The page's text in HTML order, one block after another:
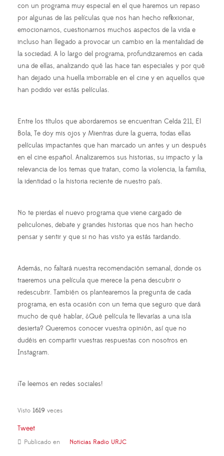
con un programa muy especial en el que haremos un repaso
por algunas de las películas que nos han hecho reflexionar,
emocionarnos, cuestionarnos muchos aspectos de la vida e
incluso han llegado a provocar un cambio en la mentalidad de
la sociedad. A lo largo del programa, profundizaremos en cada
una de ellas, analizando qué las hace tan especiales y por qué
han dejado una huella imborrable en el cine y en aquellos que
han podido ver estás películas.
Entre los títulos que abordaremos se encuentran Celda 211, El
Bola, Te doy mis ojos y Mientras dure la guerra, todas ellas
películas impactantes que han marcado un antes y un después
en el cine español. Analizaremos sus historias, su impacto y la
relevancia de los temas que tratan, como la violencia, la familia,
la identidad o la historia reciente de nuestro país.
No te pierdas el nuevo programa que viene cargado de
peliculones, debate y grandes historias que nos han hecho
pensar y sentir y que si no has visto ya estás tardando.
Además, no faltará nuestra recomendación semanal, donde os
traeremos una película que merece la pena descubrir o
redescubrir. También os plantearemos la pregunta de cada
programa, en esta ocasión con un tema que seguro que dará
mucho de qué hablar, ¿Qué película te llevarías a una isla
desierta? Queremos conocer vuestra opinión, así que no
dudéis en compartir vuestras respuestas con nosotros en
Instagram.
¡Te leemos en redes sociales!
Visto 1619 veces
Tweet
Publicado en Noticias Radio URJC